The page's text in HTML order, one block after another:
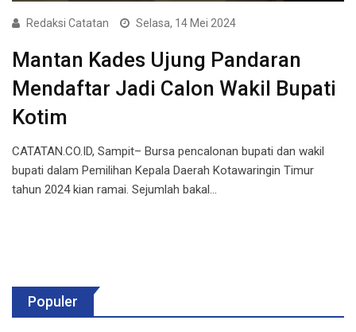
Redaksi Catatan Selasa, 14 Mei 2024
Mantan Kades Ujung Pandaran
Mendaftar Jadi Calon Wakil Bupati
Kotim
CATATAN.CO.ID, Sampit– Bursa pencalonan bupati dan wakil
bupati dalam Pemilihan Kepala Daerah Kotawaringin Timur
tahun 2024 kian ramai. Sejumlah bakal…
Populer